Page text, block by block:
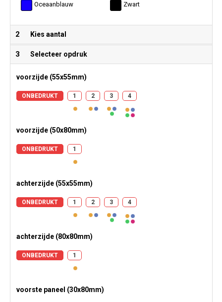
Oceaanblauw Zwart
2 Kies aantal
3 Selecteer opdruk
voorzijde (55x55mm)
ONBEDRUKT 1 2 3 4
voorzijde (50x80mm)
ONBEDRUKT 1
achterzijde (55x55mm)
ONBEDRUKT 1 2 3 4
achterzijde (80x80mm)
ONBEDRUKT 1
voorste paneel (30x80mm)